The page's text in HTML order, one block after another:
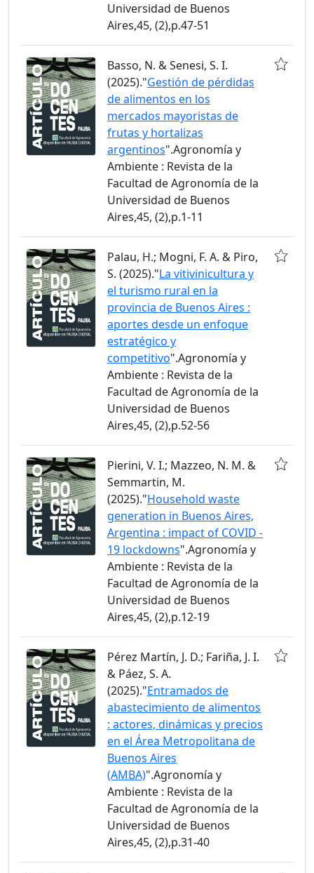
Universidad de Buenos
Aires,45, (2),p.47-51
Basso, N. & Senesi, S. I.
(2025)."Gestión de pérdidas
de alimentos en los
mercados mayoristas de
frutas y hortalizas
argentinos".Agronomía y
Ambiente : Revista de la
Facultad de Agronomía de la
Universidad de Buenos
Aires,45, (2),p.1-11
Palau, H.; Mogni, F. A. & Piro,
S. (2025)."La vitivinicultura y
el turismo rural en la
provincia de Buenos Aires :
aportes desde un enfoque
estratégico y
competitivo".Agronomía y
Ambiente : Revista de la
Facultad de Agronomía de la
Universidad de Buenos
Aires,45, (2),p.52-56
Pierini, V. I.; Mazzeo, N. M. &
Semmartin, M.
(2025)."Household waste
generation in Buenos Aires,
Argentina : impact of COVID -
19 lockdowns".Agronomía y
Ambiente : Revista de la
Facultad de Agronomía de la
Universidad de Buenos
Aires,45, (2),p.12-19
Pérez Martín, J. D.; Fariña, J. I.
& Páez, S. A.
(2025)."Entramados de
abastecimiento de alimentos
: actores, dinámicas y precios
en el Área Metropolitana de
Buenos Aires
(AMBA)".Agronomía y
Ambiente : Revista de la
Facultad de Agronomía de la
Universidad de Buenos
Aires,45, (2),p.31-40